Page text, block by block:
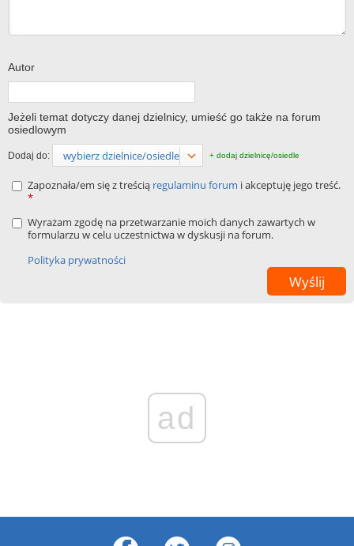
Autor
Jeżeli temat dotyczy danej dzielnicy, umieść go także na forum
osiedlowym
Dodaj do: wybierz dzielnice/osiedle + dodaj dzielnicę/osiedle
Zapoznała/em się z treścią regulaminu forum i akceptuję jego treść.
*
Wyrażam zgodę na przetwarzanie moich danych zawartych w
formularzu w celu uczestnictwa w dyskusji na forum.
Polityka prywatności
ad